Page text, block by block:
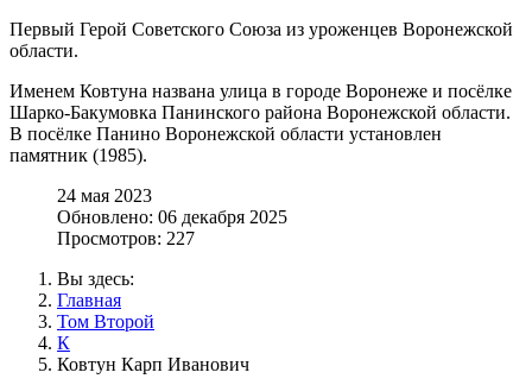
Первый Герой Советского Союза из уроженцев Воронежской
области.
Именем Ковтуна названа улица в городе Воронеже и посёлке
Шарко-Бакумовка Панинского района Воронежской области.
В посёлке Панино Воронежской области установлен
памятник (1985).
24 мая 2023
Обновлено: 06 декабря 2025
Просмотров: 227
Вы здесь:
Главная
Том Второй
К
Ковтун Карп Иванович